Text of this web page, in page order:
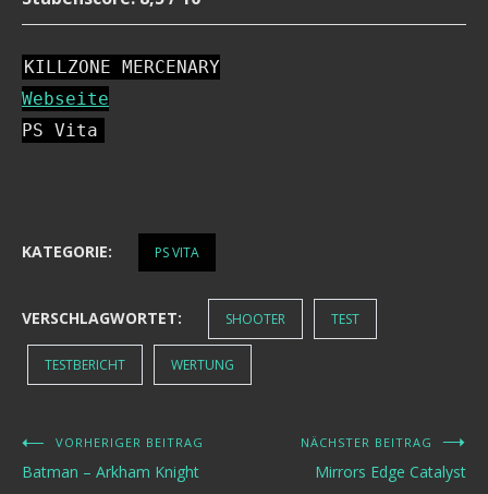
KILLZONE MERCENARY
Webseite
PS Vita
KATEGORIE: PS VITA
VERSCHLAGWORTET: SHOOTER TEST
TESTBERICHT WERTUNG
Beitragsnavigation
VORHERIGER BEITRAG
Batman – Arkham Knight
NÄCHSTER BEITRAG
Mirrors Edge Catalyst